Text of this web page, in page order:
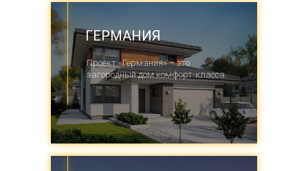
Проект «Германия» – это
загородный дом комфорт-класса.
ГЕРМАНИЯ